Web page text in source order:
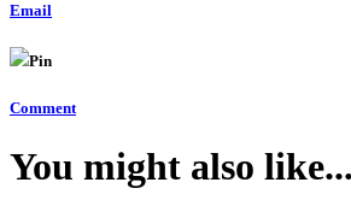
Email
Pin
Comment
You might also like...